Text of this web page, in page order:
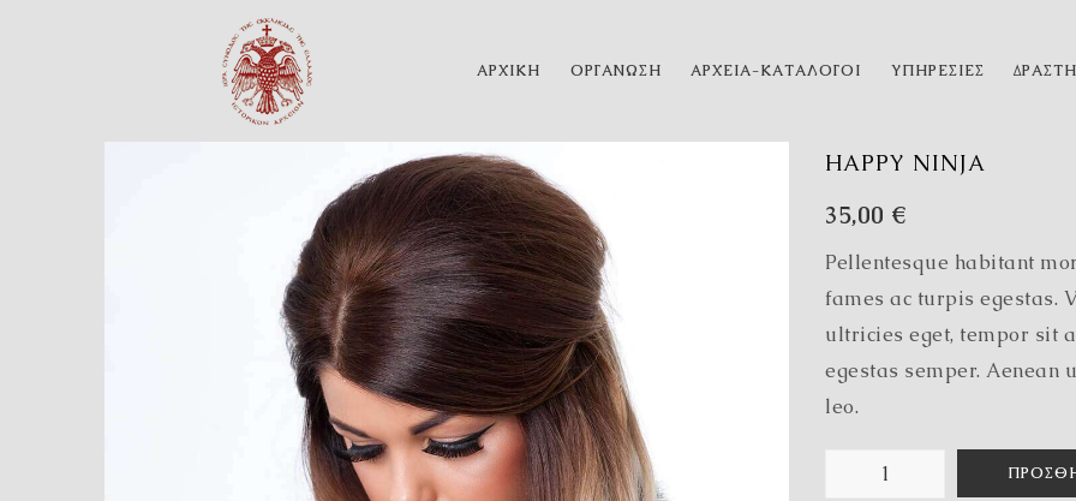
ΑΡΧΙΚΗ ΟΡΓΑΝΩΣΗ ΑΡΧΕΙΑ-ΚΑΤΑΛΟΓΟΙ ΥΠΗΡΕΣΙΕΣ
HAPPY NINJA
35,00 €
Pellentesque habitant
fames ac turpis egestas.
ultricies eget, tempor sit
egestas semper.
leo.